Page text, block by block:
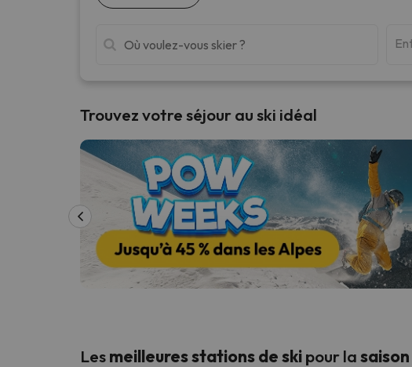
Séjours montagne
Oups, nous n'avons pas trouvé de résultats
Trouvez votre séjour au ski idéal
Lesmeilleures stations de skipour la